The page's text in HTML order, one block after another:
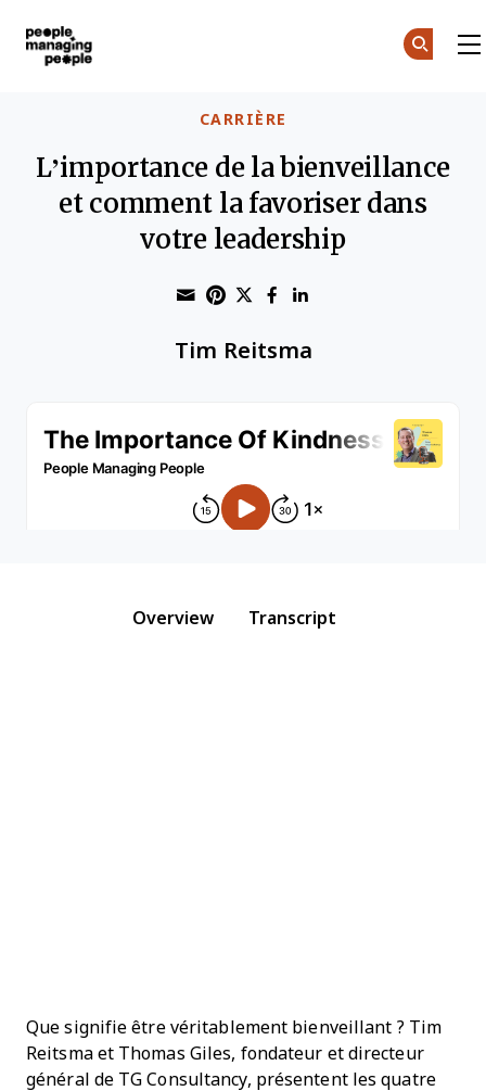
CARRIÈRE
L’importance de la bienveillance
et comment la favoriser dans
votre leadership
Share through Email
Print this page
Share on Pinterest
Share on Twitter
Share on
Tim Reitsma
Overview Transcript
Que signifie être véritablement bienveillant ? Tim
Reitsma et Thomas Giles, fondateur et directeur
général de TG Consultancy, présentent les quatre